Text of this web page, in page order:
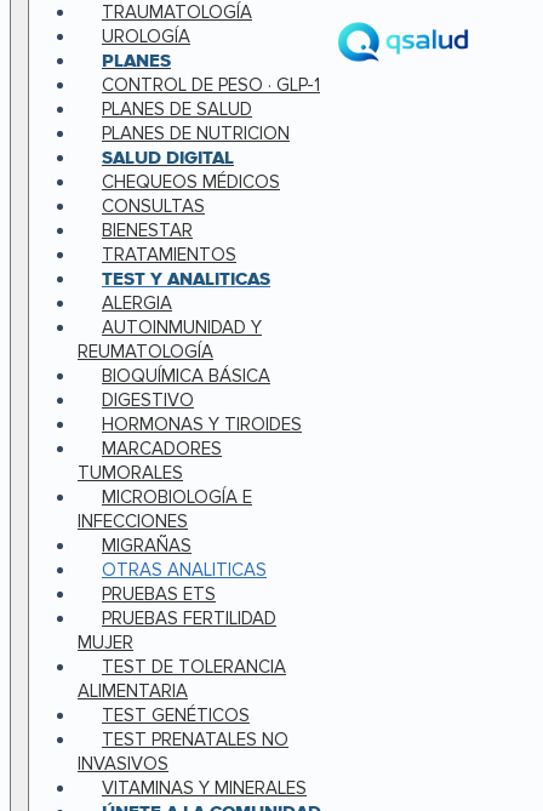
TRAUMATOLOGÍA
UROLOGÍA
PLANES
CONTROL DE PESO · GLP-1
PLANES DE SALUD
PLANES DE NUTRICION
SALUD DIGITAL
CHEQUEOS MÉDICOS
CONSULTAS
BIENESTAR
TRATAMIENTOS
TEST Y ANALITICAS
ALERGIA
AUTOINMUNIDAD Y
REUMATOLOGÍA
BIOQUÍMICA BÁSICA
DIGESTIVO
HORMONAS Y TIROIDES
MARCADORES
TUMORALES
MICROBIOLOGÍA E
INFECCIONES
MIGRAÑAS
OTRAS ANALITICAS
PRUEBAS ETS
PRUEBAS FERTILIDAD
MUJER
TEST DE TOLERANCIA
ALIMENTARIA
TEST GENÉTICOS
TEST PRENATALES NO
INVASIVOS
VITAMINAS Y MINERALES